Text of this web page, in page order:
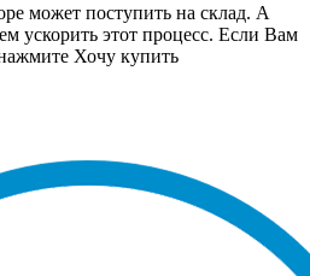
может поступить на склад. А
ускорить этот процесс. Если Вам
Хочу купить